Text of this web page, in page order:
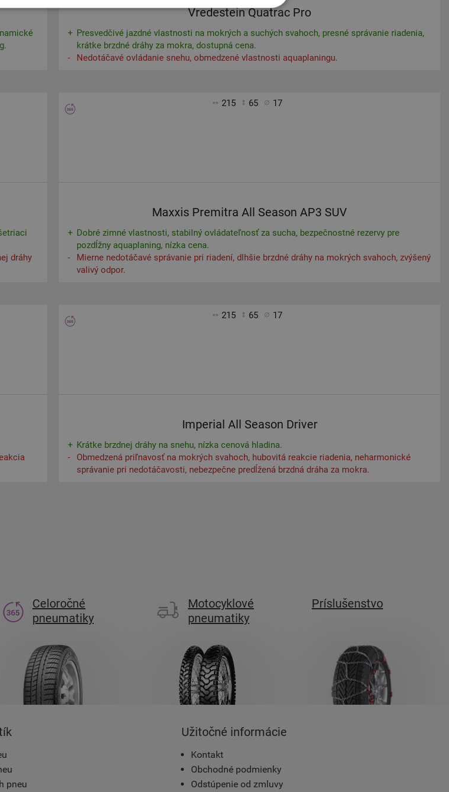
Vredestein Quatrac Pro
Presvedčivé jazdné vlastnosti na mokrých a suchých svahoch, presné správanie riadenia,
krátke brzdné dráhy za mokra, dostupná cena.
Nedotáčavé ovládanie snehu, obmedzené vlastnosti aquaplaningu.
dráhy
215 65 17
Maxxis Premitra All Season AP3 SUV
Dobré zimné vlastnosti, stabilný ovládateľnosť za sucha, bezpečnostné rezervy pre
pozdĺžny aquaplaning, nízka cena.
Mierne nedotáčavé správanie pri riadení, dlhšie brzdné dráhy na mokrých svahoch, zvýšený
valivý odpor.
215 65 17
Imperial All Season Driver
Krátke brzdnej dráhy na snehu, nízka cenová hladina.
Obmedzená priľnavosť na mokrých svahoch, hubovitá reakcie riadenia, neharmonické
správanie pri nedotáčavosti, nebezpečne predĺžená brzdná dráha za mokra.
Celoročné
pneumatiky
Motocyklové
pneumatiky
Príslušenstvo
pneu
Užitočné informácie
Kontakt
Obchodné podmienky
Odstúpenie od zmluvy